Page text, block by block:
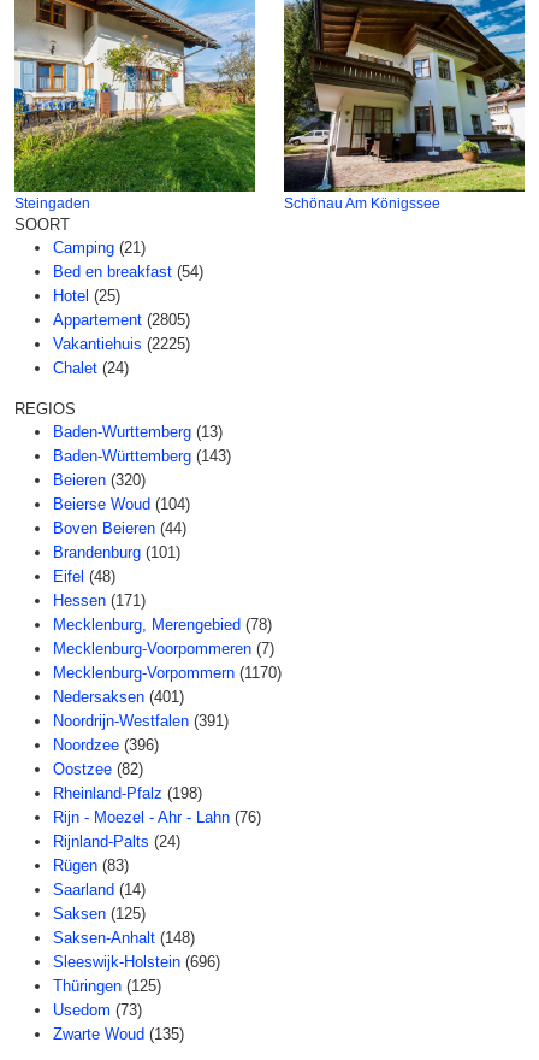
Steingaden Schönau Am Königssee
SOORT
Camping (21)
Bed en breakfast (54)
Hotel (25)
Appartement (2805)
Vakantiehuis (2225)
Chalet (24)
REGIOS
Baden-Wurttemberg (13)
Baden-Württemberg (143)
Beieren (320)
Beierse Woud (104)
Boven Beieren (44)
Brandenburg (101)
Eifel (48)
Hessen (171)
Mecklenburg, Merengebied (78)
Mecklenburg-Voorpommeren (7)
Mecklenburg-Vorpommern (1170)
Nedersaksen (401)
Noordrijn-Westfalen (391)
Noordzee (396)
Oostzee (82)
Rheinland-Pfalz (198)
Rijn - Moezel - Ahr - Lahn (76)
Rijnland-Palts (24)
Rügen (83)
Saarland (14)
Saksen (125)
Saksen-Anhalt (148)
Sleeswijk-Holstein (696)
Thüringen (125)
Usedom (73)
Zwarte Woud (135)